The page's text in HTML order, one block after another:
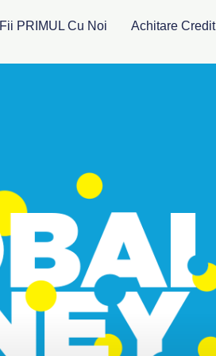
Fii PRIMUL Cu Noi Achitare Credit